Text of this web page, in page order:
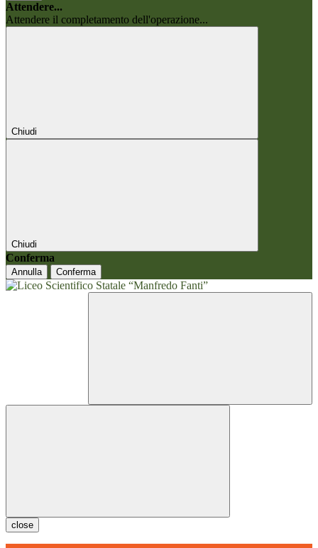
Attendere...
Attendere il completamento dell'operazione...
Chiudi
Chiudi
Conferma
Annulla Conferma
close